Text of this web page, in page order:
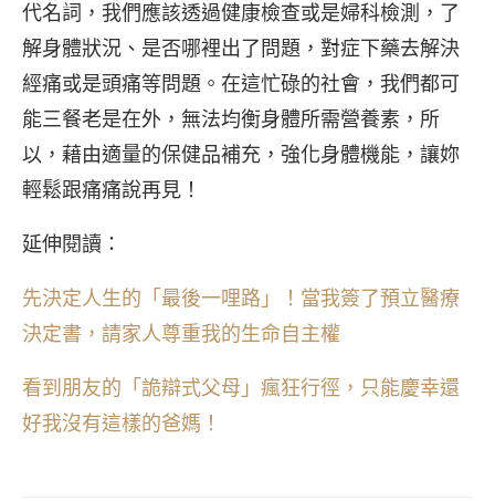
代名詞，我們應該透過健康檢查或是婦科檢測，了
解身體狀況、是否哪裡出了問題，對症下藥去解決
經痛或是頭痛等問題。在這忙碌的社會，我們都可
能三餐老是在外，無法均衡身體所需營養素，所
以，藉由適量的保健品補充，強化身體機能，讓妳
輕鬆跟痛痛說再見！
延伸閱讀：
先決定人生的「最後一哩路」！當我簽了預立醫療
決定書，請家人尊重我的生命自主權
看到朋友的「詭辯式父母」瘋狂行徑，只能慶幸還
好我沒有這樣的爸媽！